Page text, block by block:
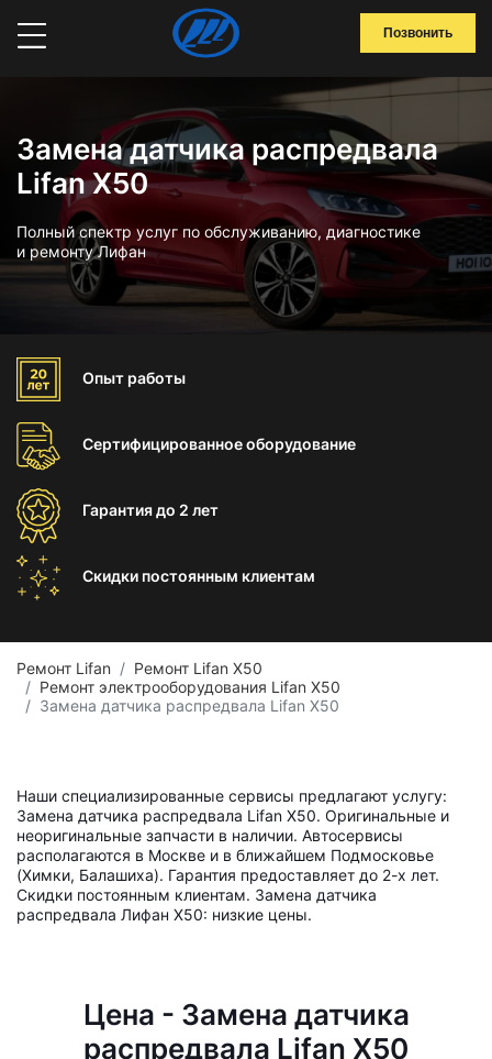
Позвонить
Замена датчика распредвала
Lifan X50
Полный спектр услуг по обслуживанию, диагностике
и ремонту Лифан
Опыт работы
Сертифицированноеоборудование
Гарантиядо 2 лет
Скидки постоянным клиентам
Ремонт Lifan
Ремонт Lifan X50
Ремонт электрооборудования Lifan X50
Замена датчика распредвала Lifan X50
Наши специализированные сервисы предлагают услугу:
Замена датчика распредвала Lifan X50. Оригинальные и
неоригинальные запчасти в наличии. Автосервисы
располагаются в Москве и в ближайшем Подмосковье
(Химки, Балашиха). Гарантия предоставляет до 2-х лет.
Скидки постоянным клиентам. Замена датчика
распредвала Лифан X50: низкие цены.
Цена - Замена датчика
распредвала Lifan X50